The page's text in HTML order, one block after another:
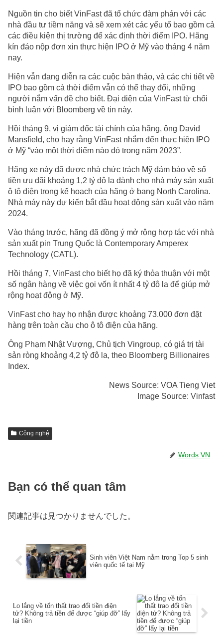
Nguồn tin cho biết VinFast đã tổ chức đàm phán với các
nhà đầu tư tiềm năng và sẽ xem xét các yếu tố bao gồm cả
các điều kiện thị trường để xác định thời điểm IPO. Hãng
kín đáo nộp đơn xin thực hiện IPO ở Mỹ vào tháng 4 năm
nay.
Hiện vẫn đang diễn ra các cuộc bàn thảo, và các chi tiết về
IPO bao gồm cả thời điểm vẫn có thể thay đổi, những
người nắm vấn đề cho biết. Đại diện của VinFast từ chối
bình luận với Bloomberg về tin này.
Hồi tháng 9, vị giám đốc tài chính của hãng, ông David
Mansfield, cho hay rằng VinFast nhắm đến thực hiện IPO
ở Mỹ “vào một thời điểm nào đó trong năm 2023”.
Hãng xe này đã được nhà chức trách Mỹ đảm bảo về số
tiền ưu đãi khoảng 1,2 tỷ đô la dành cho nhà máy sản xuất
ô tô điện trong kế hoạch của hãng ở bang North Carolina.
Nhà máy này dự kiến bắt đầu hoạt động sản xuất vào năm
2024.
Vào tháng trước, hãng đã đồng ý mở rộng hợp tác với nhà
sản xuất pin Trung Quốc là Contemporary Amperex
Technology (CATL).
Hồi tháng 7, VinFast cho biết họ đã ký thỏa thuận với một
số ngân hàng về việc gọi vốn ít nhất 4 tỷ đô la để giúp mở
rộng hoạt động ở Mỹ.
VinFast cho hay họ nhận được khoảng 73.000 đơn đặt
hàng trên toàn cầu cho ô tô điện của hãng.
Ông Phạm Nhật Vượng, Chủ tịch Vingroup, có giá trị tài
sản ròng khoảng 4,2 tỷ đô la, theo Bloomberg Billionaires
Index.
News Source: VOA Tieng Viet
Image Source: Vinfast
Công nghệ
Words VN
Bạn có thể quan tâm
関連記事は見つかりませんでした。
Sinh viên Việt Nam nằm trong Top 5 sinh
viên quốc tế tại Mỹ
Lo lắng về tổn thất trao đổi tiền điện
tử? Không trả tiền để được “giúp đỡ” lấy
lại tiền